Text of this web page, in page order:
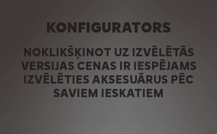
KONFIGURATORS
NOKLIKŠĶINOT UZ IZVĒLĒTĀS
VERSIJAS CENAS IR IESPĒJAMS
IZVĒLĒTIES AKSESUĀRUS PĒC
SAVIEM IESKATIEM